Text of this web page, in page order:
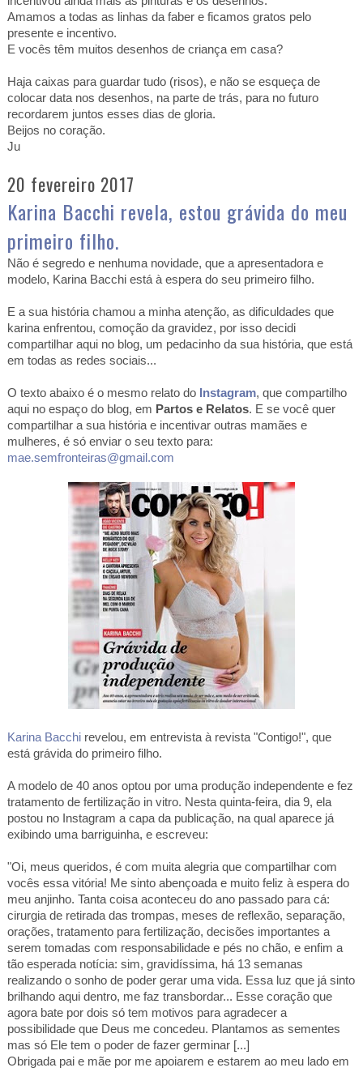
Amamos a todas as linhas da faber e ficamos gratos pelo
presente e incentivo.
E vocês têm muitos desenhos de criança em casa?
Haja caixas para guardar tudo (risos), e não se esqueça de
colocar data nos desenhos, na parte de trás, para no futuro
recordarem juntos esses dias de gloria.
Beijos no coração.
Ju
20 fevereiro 2017
Karina Bacchi revela, estou grávida do meu
primeiro filho.
Não é segredo e nenhuma novidade, que a apresentadora e
modelo, Karina Bacchi está à espera do seu primeiro filho.
E a sua história chamou a minha atenção, as dificuldades que
karina enfrentou, comoção da gravidez, por isso decidi
compartilhar aqui no blog, um pedacinho da sua história, que está
em todas as redes sociais...
O texto abaixo é o mesmo relato do Instagram, que compartilho
aqui no espaço do blog, em Partos e Relatos. E se você quer
compartilhar a sua história e incentivar outras mamães e
mulheres, é só enviar o seu texto para:
mae.semfronteiras@gmail.com
Karina Bacchirevelou, em entrevista à revista "Contigo!", que
está grávida do primeiro filho.
A modelo de 40 anos optou por uma produção independente e fez
tratamento de fertilização in vitro. Nesta quinta-feira, dia 9, ela
postou no Instagram a capa da publicação, na qual aparece já
exibindo uma barriguinha, e escreveu:
"Oi, meus queridos, é com muita alegria que compartilhar com
vocês essa vitória! Me sinto abençoada e muito feliz à espera do
meu anjinho. Tanta coisa aconteceu do ano passado para cá:
cirurgia de retirada das trompas, meses de reflexão, separação,
orações, tratamento para fertilização, decisões importantes a
serem tomadas com responsabilidade e pés no chão, e enfim a
tão esperada notícia: sim, gravidíssima, há 13 semanas
realizando o sonho de poder gerar uma vida. Essa luz que já sinto
brilhando aqui dentro, me faz transbordar... Esse coração que
agora bate por dois só tem motivos para agradecer a
possibilidade que Deus me concedeu. Plantamos as sementes
mas só Ele tem o poder de fazer germinar [...]
Obrigada pai e mãe por me apoiarem e estarem ao meu lado em